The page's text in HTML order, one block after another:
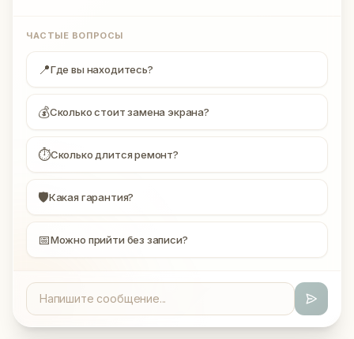
ЧАСТЫЕ ВОПРОСЫ
📍Где вы находитесь?
💰Сколько стоит замена экрана?
⏱Сколько длится ремонт?
🛡Какая гарантия?
📅Можно прийти без записи?